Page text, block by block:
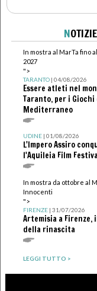
NOTIZIE
In mostra al MarTa fino
2027
">
TARANTO| 04/08/2026
Essere atleti nel
Taranto, per i Giochi
Mediterraneo
UDINE| 01/08/2026
L'Impero Assiro
l'Aquileia Film
In mostra da ottobre al
Innocenti
">
FIRENZE| 31/07/2026
Artemisia a Firenze,
della rinascita
LEGGI TUTTO >